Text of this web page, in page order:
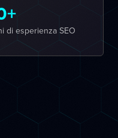
di esperienza SEO